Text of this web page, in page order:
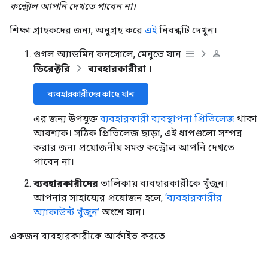
কন্ট্রোল আপনি দেখতে পাবেন না।
শিক্ষা গ্রাহকদের জন্য, অনুগ্রহ করে এইনিবন্ধটি দেখুন।
গুগল অ্যাডমিন কনসোলে, মেনুতে যান
ডিরেক্টরি
ব্যবহারকারীরা ।
ব্যবহারকারীদের কাছে যান
এর জন্য উপযুক্ত ব্যবহারকারী ব্যবস্থাপনা প্রিভিলেজ থাকা
আবশ্যক। সঠিক প্রিভিলেজ ছাড়া, এই ধাপগুলো সম্পন্ন
করার জন্য প্রয়োজনীয় সমস্ত কন্ট্রোল আপনি দেখতে
পাবেন না।
ব্যবহারকারীদের তালিকায় ব্যবহারকারীকে খুঁজুন।
আপনার সাহায্যের প্রয়োজন হলে, ‘ব্যবহারকারীর
অ্যাকাউন্ট খুঁজুন’ অংশে যান।
একজন ব্যবহারকারীকে আর্কাইভ করতে: